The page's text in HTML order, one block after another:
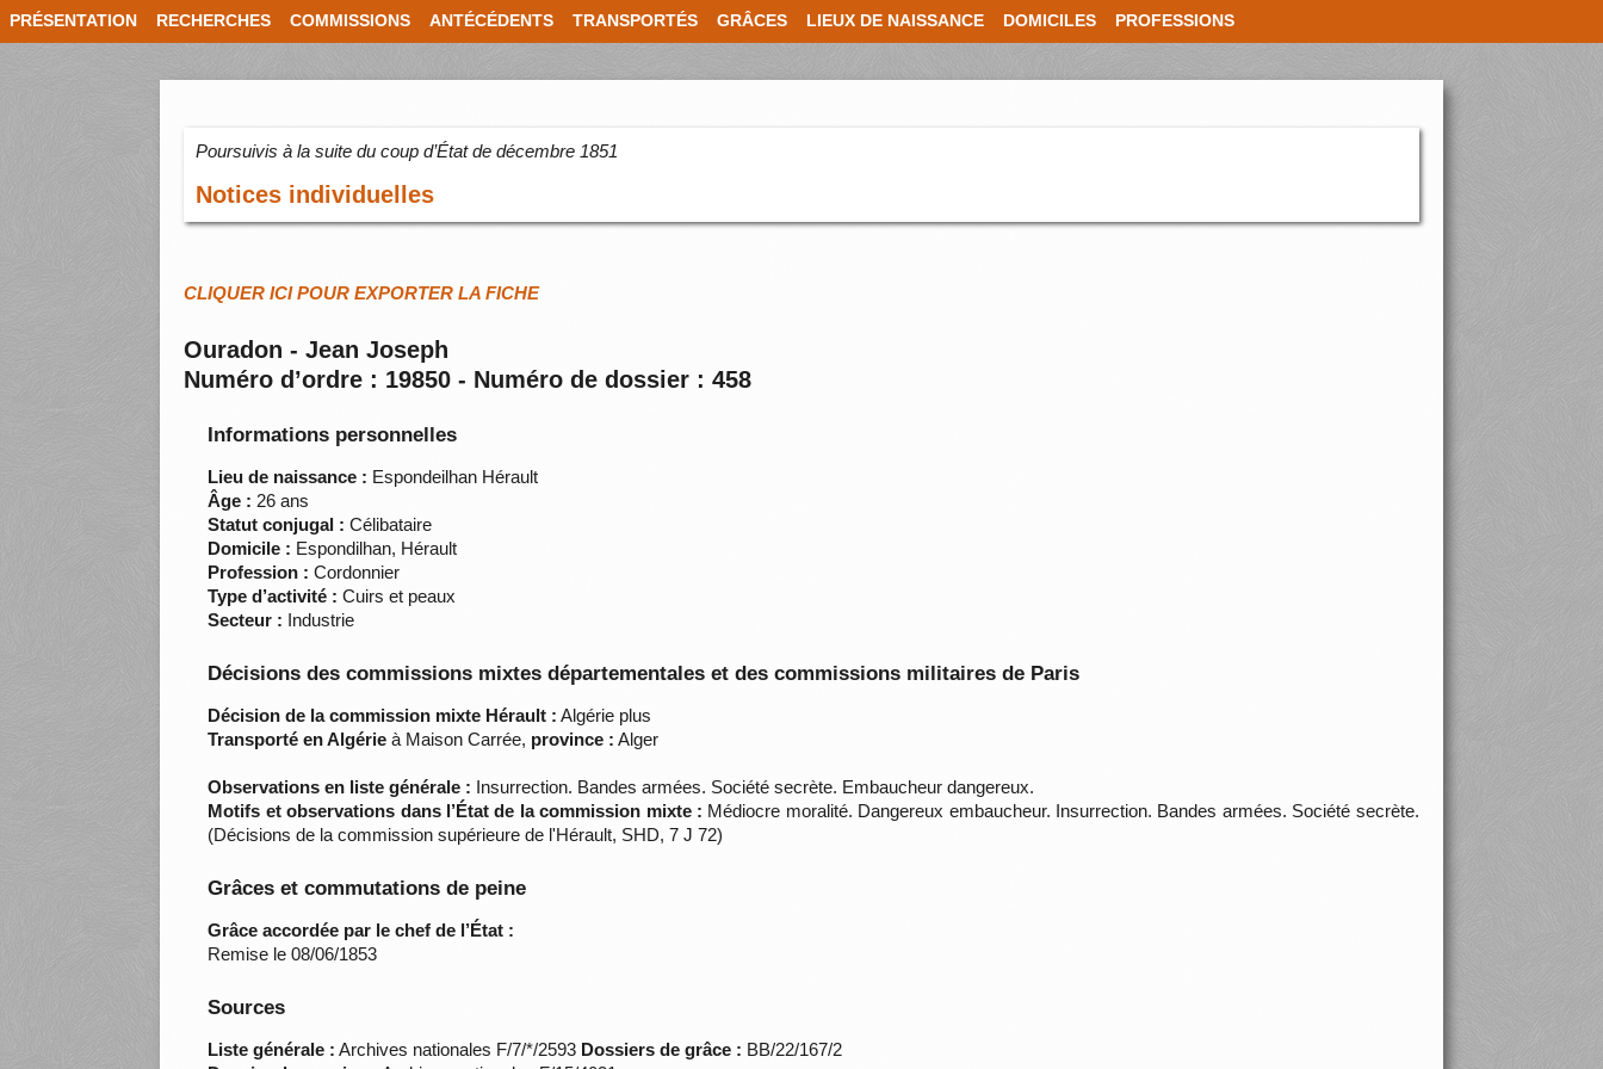
PRÉSENTATION RECHERCHES COMMISSIONS ANTÉCÉDENTS TRANSPORTÉS GRÂCES LIEUX DE NAISSANCE DOMICILES PROFESSIONS
Poursuivis à la suite du coup d’État de décembre 1851
Notices individuelles
CLIQUER ICI POUR EXPORTER LA FICHE
Ouradon - Jean Joseph
Numéro d’ordre : 19850 - Numéro de dossier : 458
Informations personnelles
Lieu de naissance : Espondeilhan Hérault
Âge : 26 ans
Statut conjugal : Célibataire
Domicile : Espondilhan, Hérault
Profession : Cordonnier
Type d’activité : Cuirs et peaux
Secteur : Industrie
Décisions des commissions mixtes départementales et des commissions militaires de Paris
Décision de la commission mixte Hérault : Algérie plus
Transporté en Algérie à Maison Carrée, province : Alger
Observations en liste générale : Insurrection. Bandes armées. Société secrète. Embaucheur dangereux.
Motifs et observations dans l’État de la commission mixte : Médiocre moralité. Dangereux embaucheur. Insurrection. Bandes armées. Société secrète.
(Décisions de la commission supérieure de l'Hérault, SHD, 7 J 72)
Grâces et commutations de peine
Grâce accordée par le chef de l’État :
Remise le 08/06/1853
Sources
Liste générale : Archives nationales F/7/*/2593 Dossiers de grâce : BB/22/167/2